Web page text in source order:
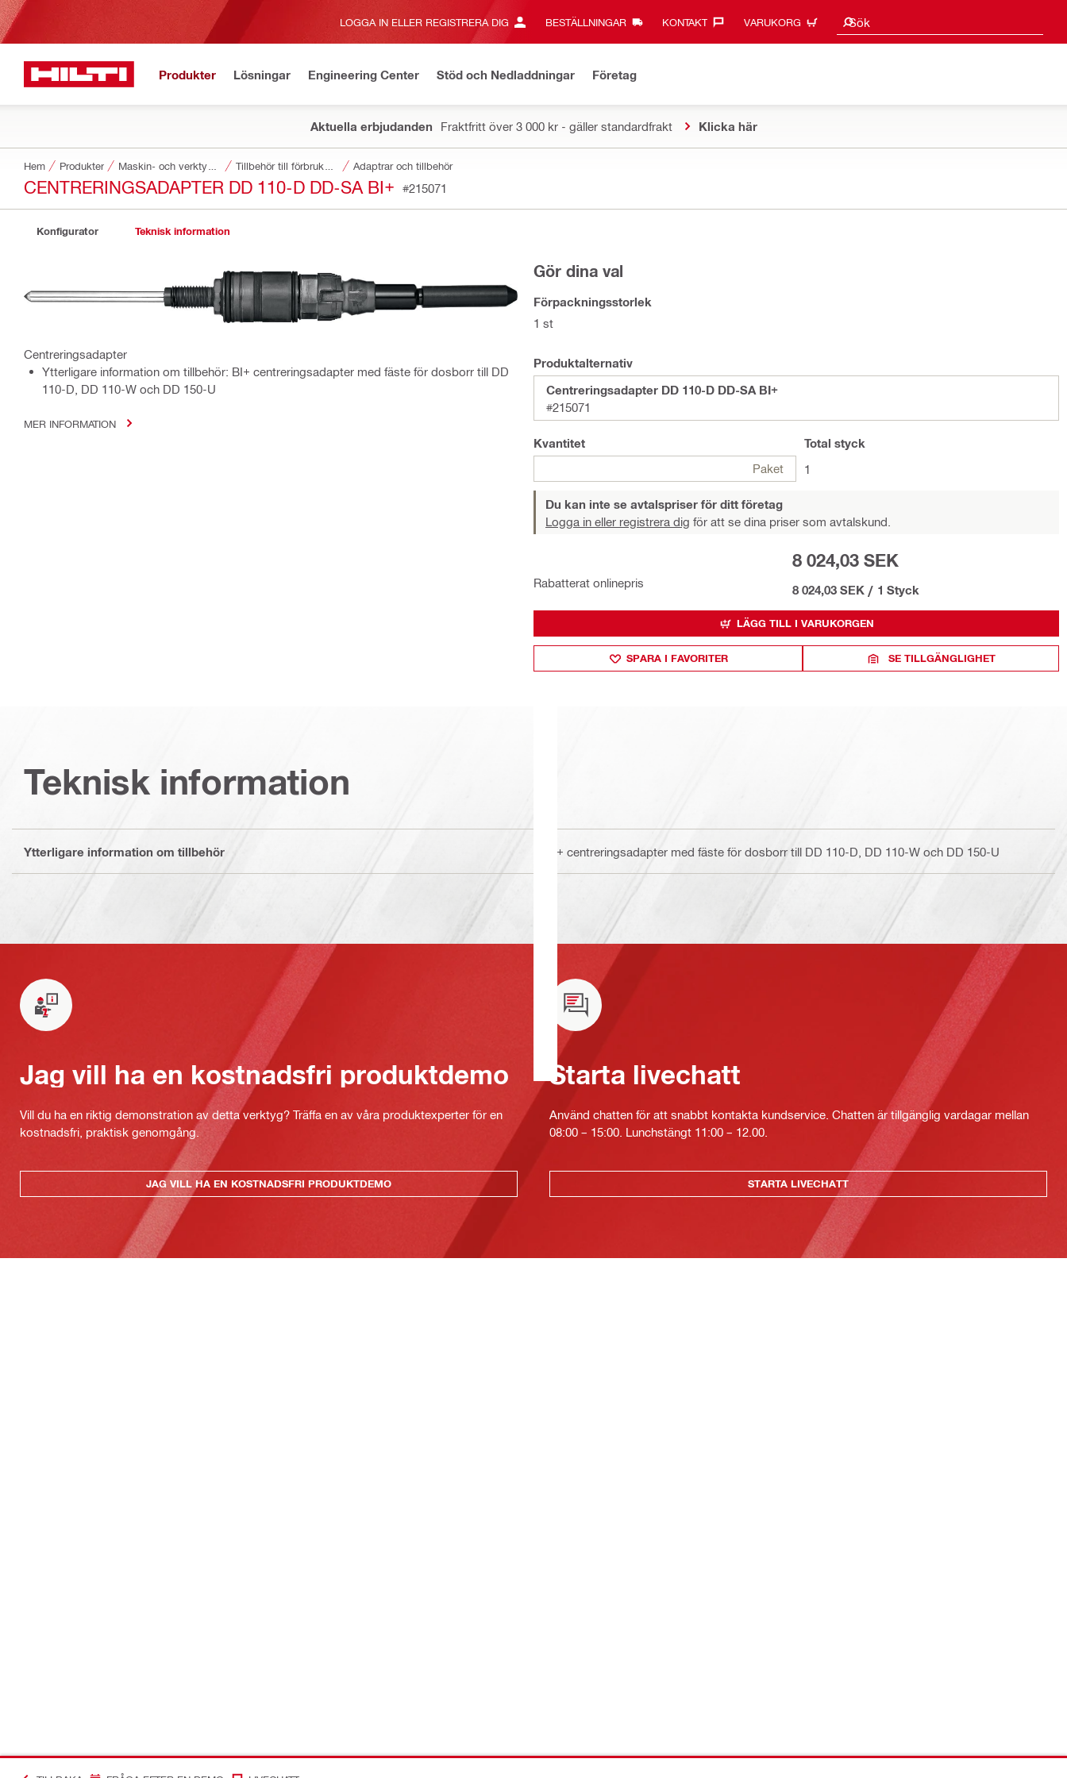
LOGGA IN ELLER REGISTRERA DIG BESTÄLLNINGAR KONTAKT‎ VARUKORG Sök
Sökförslag
Produkter Lösningar Engineering Center Stöd och Nedladdningar Företag
Aktuella erbjudanden Fraktfritt över 3 000 kr - gäller standardfrakt Klicka här
Hem Produkter Adaptrar och tillbehör
CENTRERINGSADAPTER DD 110-D DD-SA BI+ #215071
Konfigurator Teknisk information
Centreringsadapter
Ytterligare information om tillbehör: BI+ centreringsadapter med fäste för dosborr till DD
110-D, DD 110-W och DD 150-U
MER INFORMATION
Gör dina val
Förpackningsstorlek
1 st
Produktalternativ
Centreringsadapter DD 110-D DD-SA BI+
#215071
Kvantitet
Paket
Total styck
1
Du kan inte se avtalspriser för ditt företag
Logga in eller registrera dig för att se dina priser som avtalskund.
Rabatterat onlinepris
8 024,03 SEK
8 024,03 SEK / 1 Styck
LÄGG TILL I VARUKORGEN
SPARA I FAVORITER SE TILLGÄNGLIGHET
Teknisk information
Ytterligare information om tillbehör BI+ centreringsadapter med fäste för dosborr till DD 110-D, DD 110-W och DD 150-U
Jag vill ha en kostnadsfri produktdemo
Vill du ha en riktig demonstration av detta verktyg? Träffa en av våra produktexperter för en
kostnadsfri, praktisk genomgång.
JAG VILL HA EN KOSTNADSFRI PRODUKTDEMO
Starta livechatt
Använd chatten för att snabbt kontakta kundservice. Chatten är tillgänglig vardagar mellan
08:00 – 15:00. Lunchstängt 11:00 – 12.00.
STARTA LIVECHATT